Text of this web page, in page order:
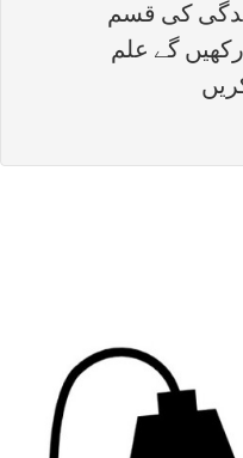
کی قسم
گے علم